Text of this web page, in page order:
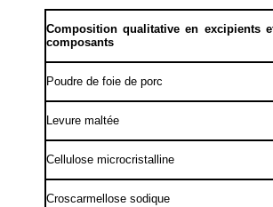
Composition qualitative en excipients
composants
Poudre de foie de porc
Levure maltée
Cellulose microcristalline
Croscarmellose sodique